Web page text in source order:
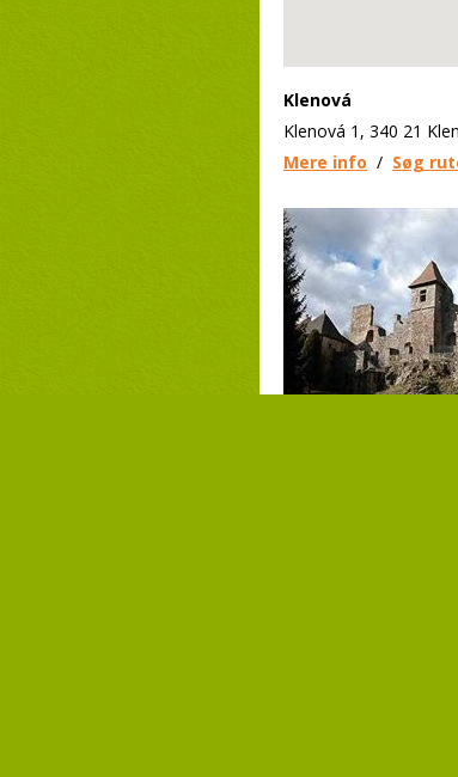
Klenová
Klenová 1, 340 21
Mere info / Søg